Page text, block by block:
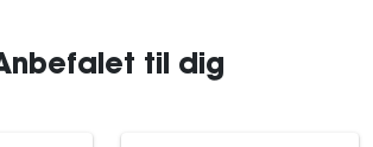
til dig